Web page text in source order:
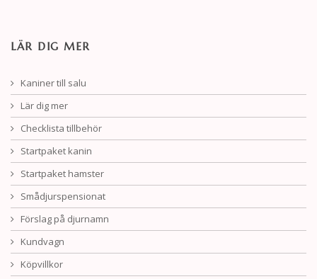
LÄR DIG MER
Kaniner till salu
Lär dig mer
Checklista tillbehör
Startpaket kanin
Startpaket hamster
Smådjurspensionat
Förslag på djurnamn
Kundvagn
Köpvillkor